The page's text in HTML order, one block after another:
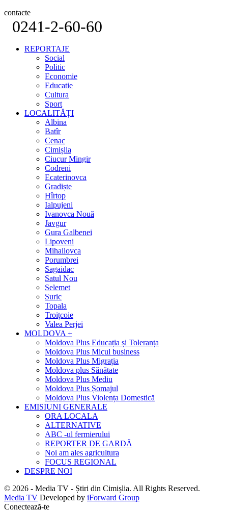
contacte
0241-2-60-60
REPORTAJE
Social
Politic
Economie
Educatie
Cultura
Sport
LOCALITĂȚI
Albina
Batîr
Cenac
Cimișlia
Ciucur Mingir
Codreni
Ecaterinovca
Gradiște
Hîrtop
Ialpujeni
Ivanovca Nouă
Javgur
Gura Galbenei
Lipoveni
Mihailovca
Porumbrei
Sagaidac
Satul Nou
Selemet
Suric
Topala
Troițcoie
Valea Perjei
MOLDOVA +
Moldova Plus Educația și Toleranța
Moldova Plus Micul business
Moldova Plus Migrația
Moldova plus Sănătate
Moldova Plus Mediu
Moldova Plus Șomajul
Moldova Plus Violența Domestică
EMISIUNI GENERALE
ORA LOCALA
ALTERNATIVE
ABC -ul fermierului
REPORTER DE GARDĂ
Noi am ales agricultura
FOCUS REGIONAL
DESPRE NOI
© 2026 - Media TV - Știri din Cimișlia. All Rights Reserved.
Media TV Developed by iForward Group
Conectează-te